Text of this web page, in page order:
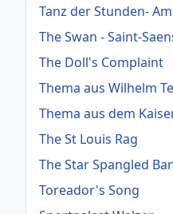
Tanz der Stunden-
The Swan - Saint-
The Doll's Complaint
Thema aus Wilhelm
Thema aus dem
The St Louis Rag
The Star Spangled
Toreador's Song